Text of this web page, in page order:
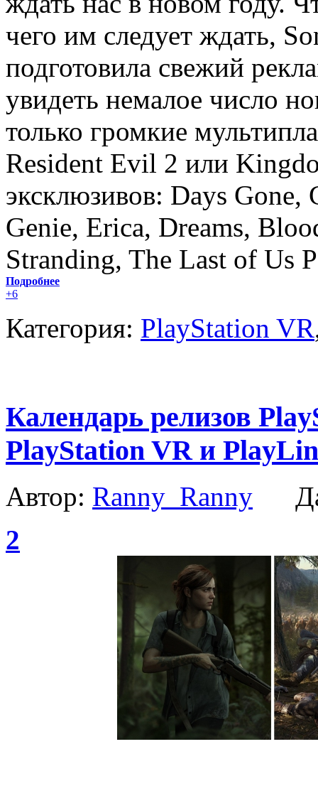
чего им следует ждать,
подготовила свежий
увидеть немалое число
только громкие
Resident Evil 2 или
эксклюзивов: Days Gone,
Genie, Erica, Dreams,
Stranding, The Last of Us
Подробнее
+6
Категория: PlayStation VR
Календарь релизов
PlayStation VR и
Автор: Ranny_Ranny
2